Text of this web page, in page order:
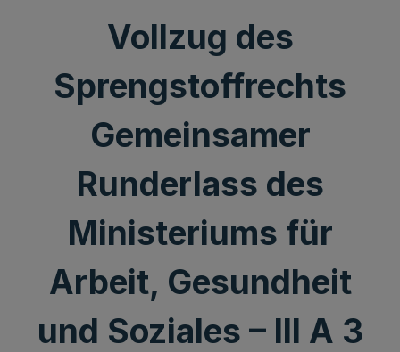
Vollzug des
Sprengstoffrechts
Gemeinsamer
Runderlass des
Ministeriums für
Arbeit, Gesundheit
und Soziales – III A 3